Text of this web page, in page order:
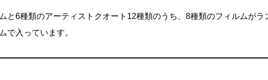
ムと6種類のアーティストクオート12種類のうち、8種類のフィルムがラ
ムで入っています。